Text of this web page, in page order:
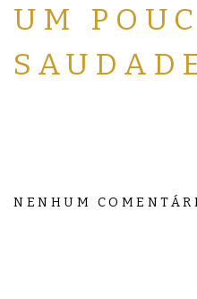
UM
NENHUM